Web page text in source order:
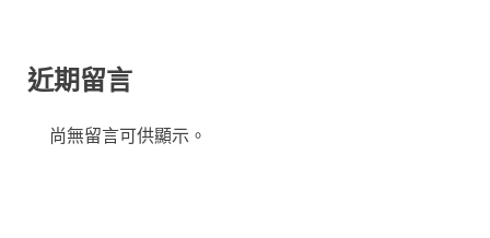
近期留言
尚無留言可供顯示。